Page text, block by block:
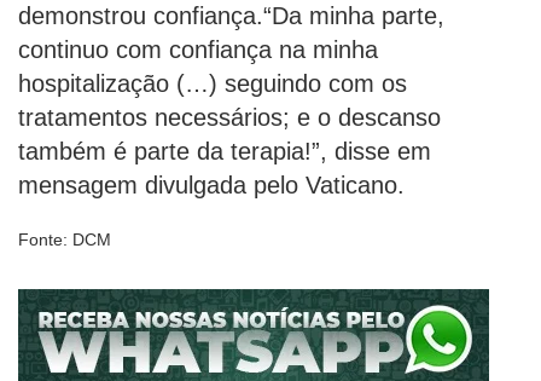
demonstrou confiança.“Da minha parte,
continuo com confiança na minha
hospitalização (…) seguindo com os
tratamentos necessários; e o descanso
também é parte da terapia!”, disse em
mensagem divulgada pelo Vaticano.
Fonte: DCM